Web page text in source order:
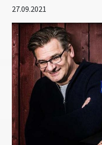
27.09.2021